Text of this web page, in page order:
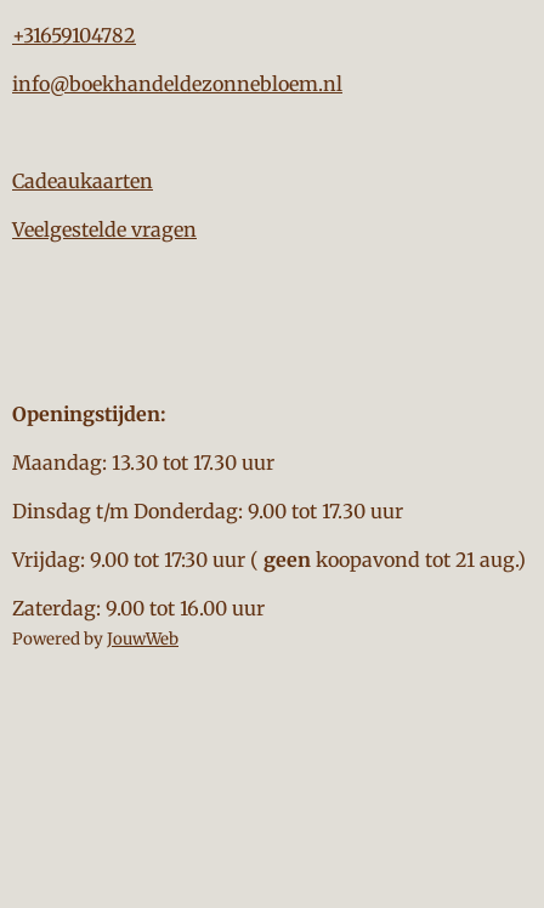
+31659104782
info@boekhandeldezonnebloem.nl
Cadeaukaarten
Veelgestelde vragen
Openingstijden:
Maandag: 13.30 tot 17.30 uur
Dinsdag t/m Donderdag: 9.00 tot 17.30 uur
Vrijdag: 9.00 tot 17:30 uur ( geen koopavond tot 21 aug.)
Zaterdag: 9.00 tot 16.00 uur
Powered byJouwWeb